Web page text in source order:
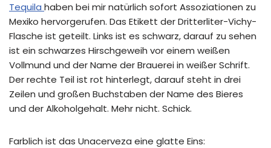
Tequila haben bei mir natürlich sofort Assoziationen zu
Mexiko hervorgerufen. Das Etikett der Dritterliter-Vichy-
Flasche ist geteilt. Links ist es schwarz, darauf zu sehen
ist ein schwarzes Hirschgeweih vor einem weißen
Vollmund und der Name der Brauerei in weißer Schrift.
Der rechte Teil ist rot hinterlegt, darauf steht in drei
Zeilen und großen Buchstaben der Name des Bieres
und der Alkoholgehalt. Mehr nicht. Schick.
Farblich ist das Unacerveza eine glatte Eins: